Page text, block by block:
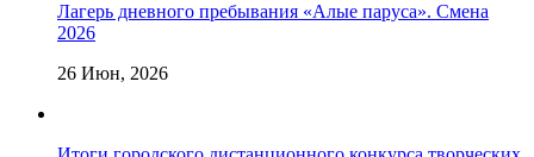
Лагерь дневного пребывания «Алые паруса». Смена
2026
26 Июн, 2026